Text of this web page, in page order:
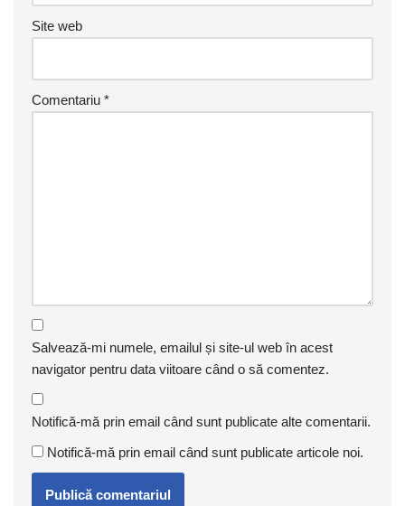
Site web
Comentariu *
Salvează-mi numele, emailul și site-ul web în acest
navigator pentru data viitoare când o să comentez.
Notifică-mă prin email când sunt publicate alte comentarii.
Notifică-mă prin email când sunt publicate articole noi.